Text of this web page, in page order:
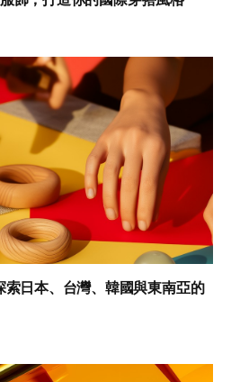
日本、台灣、韓國與東南亞的